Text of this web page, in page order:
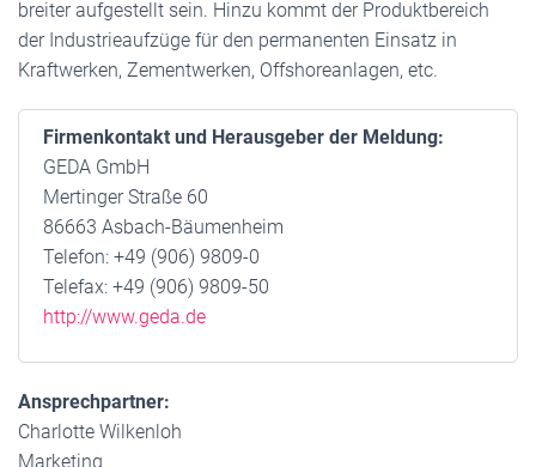
breiter aufgestellt sein. Hinzu kommt der Produktbereich
der Industrieaufzüge für den permanenten Einsatz in
Kraftwerken, Zementwerken, Offshoreanlagen, etc.
Firmenkontakt und Herausgeber der Meldung:
GEDA GmbH
Mertinger Straße 60
86663 Asbach-Bäumenheim
Telefon: +49 (906) 9809-0
Telefax: +49 (906) 9809-50
http://www.geda.de
Ansprechpartner:
Charlotte Wilkenloh
Marketing